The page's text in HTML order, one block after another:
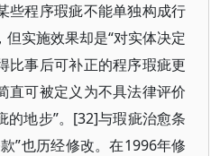
些程序瑕疵不能单独构成行
实施效果却是“对实体决定
比事后可补正的程序瑕疵更
直可被定义为不具法律评价
的地步”。[32]与瑕疵治愈条
”也历经修改。在1996年修